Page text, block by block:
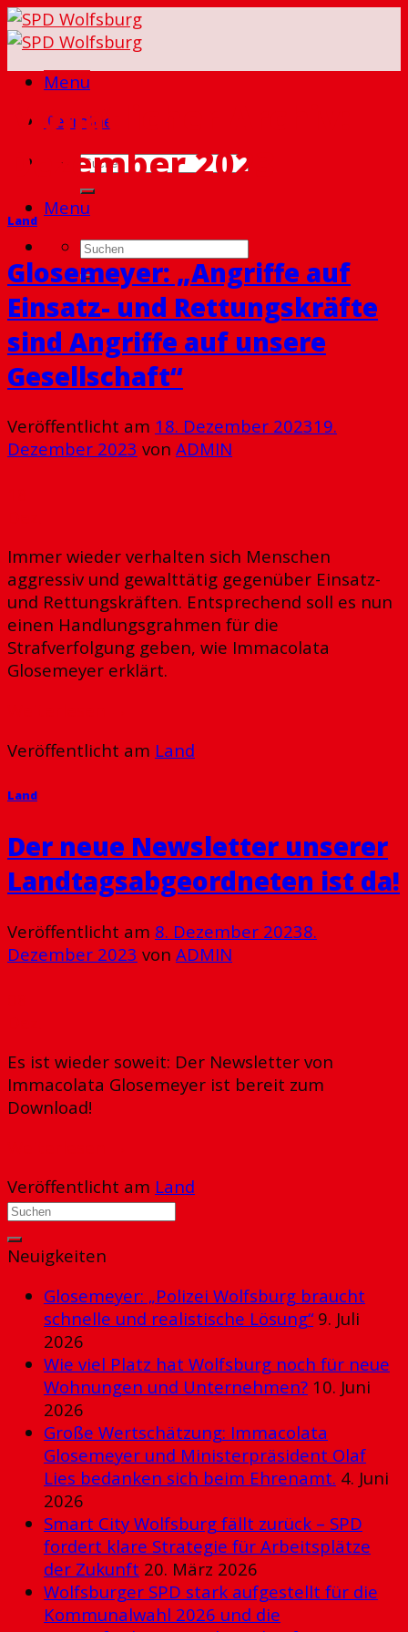
Skip
to
Menu
Termine
Menu
Monatlicher Archiv:
Dezember 2023
Land
Glosemeyer: „Angriffe auf
Einsatz- und Rettungskräfte
sind Angriffe auf unsere
Gesellschaft“
Veröffentlicht am 18. Dezember 202319.
Dezember 2023 von ADMIN
Immer wieder verhalten sich Menschen
aggressiv und gewalttätig gegenüber Einsatz-
und Rettungskräften. Entsprechend soll es nun
einen Handlungsgrahmen für die
Strafverfolgung geben, wie Immacolata
Glosemeyer erklärt.
Veröffentlicht am Land
Land
Der neue Newsletter unserer
Landtagsabgeordneten ist da!
Veröffentlicht am 8. Dezember 20238.
Dezember 2023 von ADMIN
Es ist wieder soweit: Der Newsletter von
Immacolata Glosemeyer ist bereit zum
Download!
Veröffentlicht am Land
Neuigkeiten
Glosemeyer: „Polizei Wolfsburg braucht
schnelle und realistische Lösung“ 9. Juli
2026
Wie viel Platz hat Wolfsburg noch für neue
Wohnungen und Unternehmen? 10. Juni
2026
Große Wertschätzung: Immacolata
Glosemeyer und Ministerpräsident Olaf
Lies bedanken sich beim Ehrenamt. 4. Juni
2026
Smart City Wolfsburg fällt zurück – SPD
fordert klare Strategie für Arbeitsplätze
der Zukunft 20. März 2026
Wolfsburger SPD stark aufgestellt für die
Kommunalwahl 2026 und die